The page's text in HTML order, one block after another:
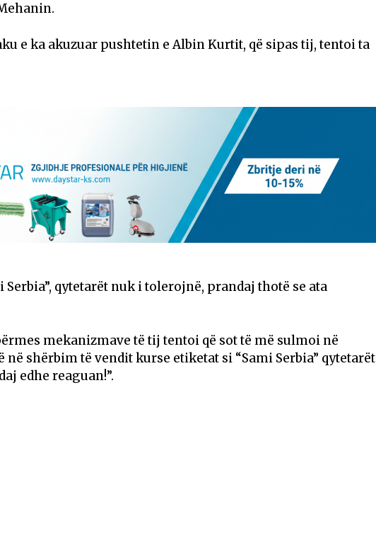
e ka akuzuar pushtetin e Albin Kurtit, që sipas tij, tentoi ta
Serbia”, qytetarët nuk i tolerojnë, prandaj thotë se ata
mekanizmave të tij tentoi që sot të më sulmoi në
në shërbim të vendit kurse etiketat si “Sami Serbia” qytetarët
edhe reaguan!”.